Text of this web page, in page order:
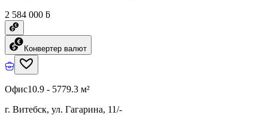
2 584 000 ƃ
Конвертер валют
Офис10.9 - 5779.3 м²
г. Витебск, ул. Гагарина, 11/-